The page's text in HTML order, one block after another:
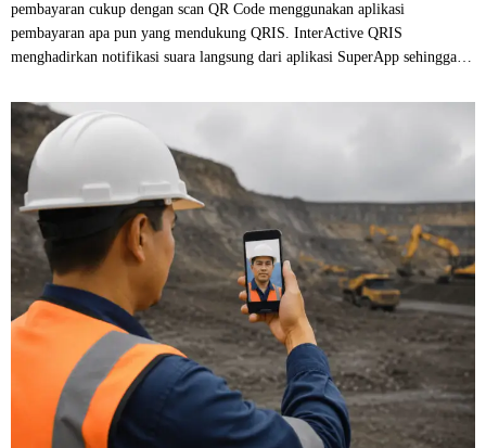
pembayaran cukup dengan scan QR Code menggunakan aplikasi
pembayaran apa pun yang mendukung QRIS. InterActive QRIS
menghadirkan notifikasi suara langsung dari aplikasi SuperApp sehingga…